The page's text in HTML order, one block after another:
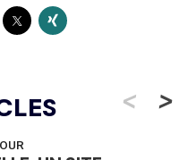
< >